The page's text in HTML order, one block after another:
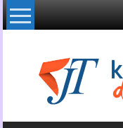
Lompat
ke
Kabar